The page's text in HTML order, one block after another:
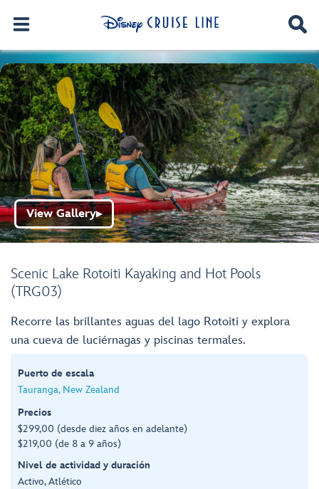
Scenic Lake Rotoiti Kayaking and Hot Pools
(TRG03)
View Gallery▶
Recorre las brillantes aguas del lago Rotoiti y explora
una cueva de luciérnagas y piscinas termales.
Puerto de escala
Tauranga, New Zealand
Precios
$299,00 (desde diez años en adelante)
$219,00 (de 8 a 9 años)
Nivel de actividad y duración
Activo, Atlético